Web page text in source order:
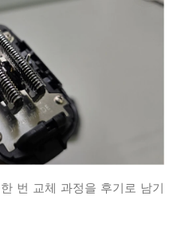
번 교체 과정을 후기로 남기